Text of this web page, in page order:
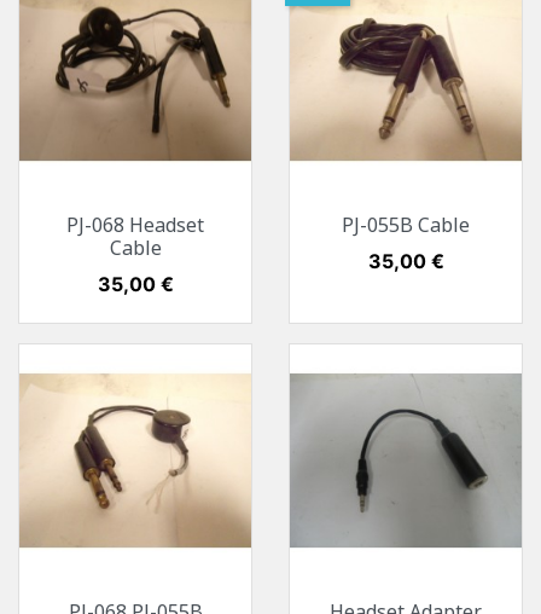
PJ-068 Headset
Cable
Preis
35,00 €
PJ-055B Cable
Preis
35,00 €